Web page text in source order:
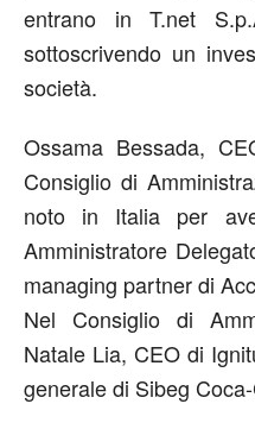
entrano in T.net
sottoscrivendo un
società.
Ossama Bessada,
Consiglio di
noto in Italia per
Amministratore
managing partner di
Nel Consiglio di
Natale Lia, CEO di
generale di Sibeg